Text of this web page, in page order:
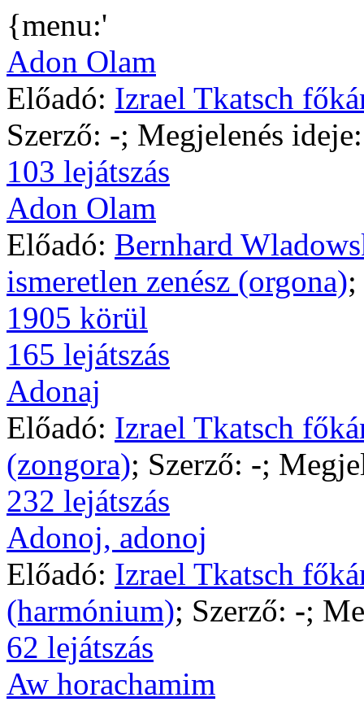
{menu:'
Adon Olam
Előadó: Izrael Tkatsch
Szerző: -; Megjelenés
103 lejátszás
Adon Olam
Előadó: Bernhard
ismeretlen zenész (orgona)
1905 körül
165 lejátszás
Adonaj
Előadó: Izrael Tkatsch
(zongora); Szerző: -;
232 lejátszás
Adonoj, adonoj
Előadó: Izrael Tkatsch
(harmónium); Szerző: -;
62 lejátszás
Aw horachamim